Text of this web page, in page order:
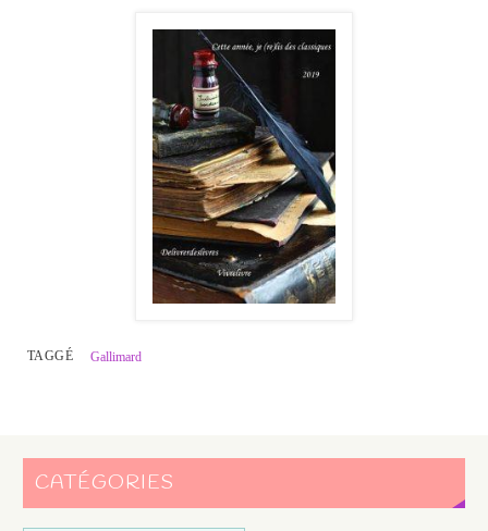
TAGGÉ Gallimard
CATÉGORIES